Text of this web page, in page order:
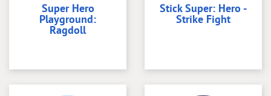
Super Hero
Playground:
Ragdoll
Stick Super: Hero -
Strike Fight